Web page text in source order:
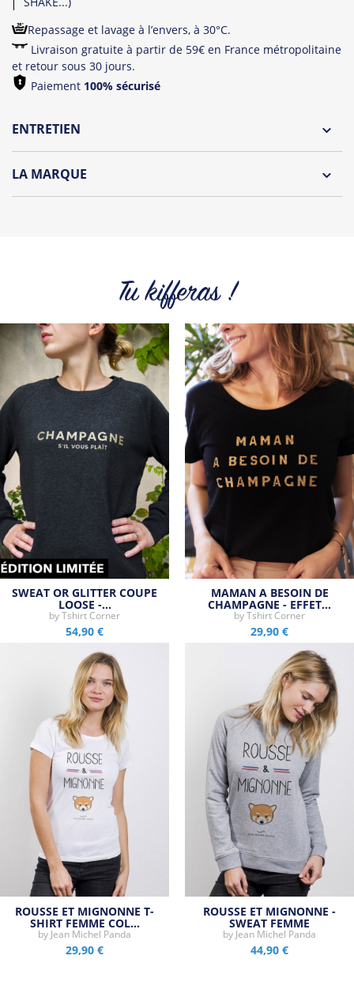
Repassage et lavage à l’envers, à 30°C.
Livraison gratuite à partir de 59€ en France métropolitaine
et retour sous 30 jours.
Paiement 100% sécurisé
ENTRETIEN
LA MARQUE
Tu kifferas !
SWEAT OR GLITTER COUPE
LOOSE -…
byTshirt Corner
54,90 €
MAMAN A BESOIN DE
CHAMPAGNE - EFFET…
byTshirt Corner
29,90 €
ROUSSE ET MIGNONNE T-
SHIRT FEMME COL…
by Jean Michel Panda
29,90 €
ROUSSE ET MIGNONNE -
SWEAT FEMME
by Jean Michel Panda
44,90 €